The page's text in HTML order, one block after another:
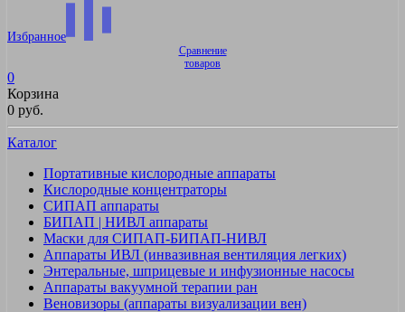
Избранное
Сравнение
товаров
0
Корзина
0 руб.
Каталог
Портативные кислородные аппараты
Кислородные концентраторы
СИПАП аппараты
БИПАП | НИВЛ аппараты
Маски для СИПАП-БИПАП-НИВЛ
Аппараты ИВЛ (инвазивная вентиляция легких)
Энтеральные, шприцевые и инфузионные насосы
Аппараты вакуумной терапии ран
Веновизоры (аппараты визуализации вен)